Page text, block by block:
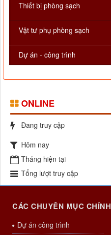
Thiết bị phòng sạch
Vật tư phụ phòng sạch
Dự án - công trình
ONLINE
Đang truy cập
Hôm nay
Tháng hiện tại
Tổng lượt truy cập
CÁC CHUYÊN MỤC CHÍNH
Dự án công trình